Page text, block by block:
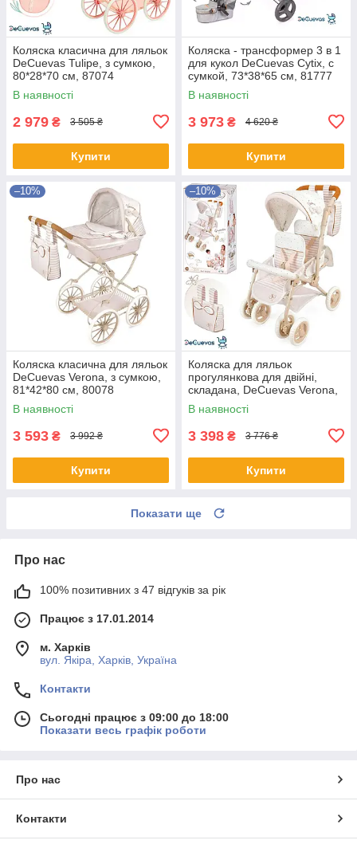
Коляска класична для ляльок
DeCuevas Tulipe, з сумкою,
80*28*70 см, 87074
В наявності
2 979 ₴ 3 505 ₴
Купити
Коляска - трансформер 3 в 1
для кукол DeCuevas Cytix, с
сумкой, 73*38*65 см, 81777
В наявності
3 973 ₴ 4 620 ₴
Купити
–10%
Коляска класична для ляльок
DeCuevas Verona, з сумкою,
81*42*80 см, 80078
В наявності
3 593 ₴ 3 992 ₴
Купити
–10%
Коляска для ляльок
прогулянкова для двійні,
складана, DeCuevas Verona,
40*70*72см, 90378
В наявності
3 398 ₴ 3 776 ₴
Купити
Показати ще
Про нас
100% позитивних з 47 відгуків за рік
Працює з 17.01.2014
м. Харків
вул. Якіра, Харків, Україна
Контакти
Сьогодні працює з 09:00 до 18:00
Показати весь графік роботи
Про нас
Контакти